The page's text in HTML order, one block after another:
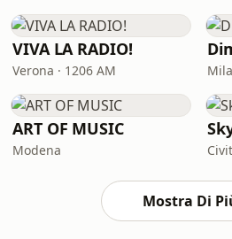
VIVA LA RADIO!
Verona · 1206 AM
ART OF MUSIC
Modena
Mostra Di